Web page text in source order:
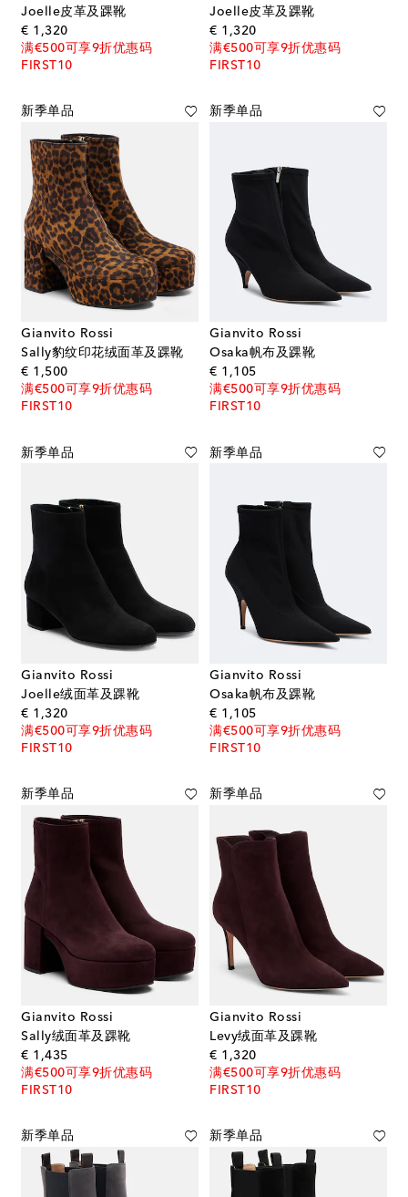
Joelle皮革及踝靴
€ 1,320original price
满€500可享9折优惠码
FIRST10
Joelle皮革及踝靴
€ 1,320original price
满€500可享9折优惠码
FIRST10
新季单品
Gianvito Rossi
Sally豹纹印花绒面革及踝靴
€ 1,500original price
满€500可享9折优惠码
FIRST10
新季单品
Gianvito Rossi
Osaka帆布及踝靴
€ 1,105original price
满€500可享9折优惠码
FIRST10
新季单品
Gianvito Rossi
Joelle绒面革及踝靴
€ 1,320original price
满€500可享9折优惠码
FIRST10
新季单品
Gianvito Rossi
Osaka帆布及踝靴
€ 1,105original price
满€500可享9折优惠码
FIRST10
新季单品
Gianvito Rossi
Sally绒面革及踝靴
€ 1,435original price
满€500可享9折优惠码
FIRST10
新季单品
Gianvito Rossi
Levy绒面革及踝靴
€ 1,320original price
满€500可享9折优惠码
FIRST10
新季单品 新季单品